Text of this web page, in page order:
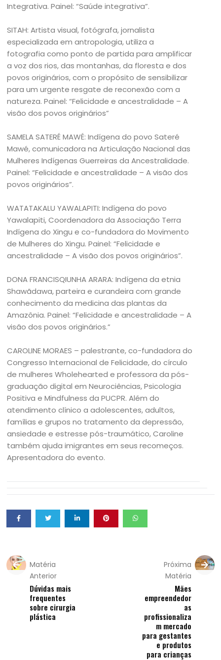
Integrativa. Painel: “Saúde integrativa”.
SITAH: Artista visual, fotógrafa, jornalista
especializada em antropologia, utiliza a
fotografia como ponto de partida para amplificar
a voz dos rios, das montanhas, da floresta e dos
povos originários, com o propósito de sensibilizar
para um urgente resgate de reconexão com a
natureza. Painel: “Felicidade e ancestralidade – A
visão dos povos originários”
SAMELA SATERÉ MAWÉ: Indígena do povo Sateré
Mawé, comunicadora na Articulação Nacional das
Mulheres Indígenas Guerreiras da Ancestralidade.
Painel: “Felicidade e ancestralidade – A visão dos
povos originários”.
WATATAKALU YAWALAPITI: Indígena do povo
Yawalapiti, Coordenadora da Associação Terra
Indígena do Xingu e co-fundadora do Movimento
de Mulheres do Xingu. Painel: “Felicidade e
ancestralidade – A visão dos povos originários”.
DONA FRANCISQIUNHA ARARA: Indígena da etnia
Shawãdawa, parteira e curandeira com grande
conhecimento da medicina das plantas da
Amazônia. Painel: “Felicidade e ancestralidade – A
visão dos povos originários.”
CAROLINE MORAES – palestrante, co-fundadora do
Congresso Internacional de Felicidade, do círculo
de mulheres Wholehearted e professora da pós-
graduação digital em Neurociências, Psicologia
Positiva e Mindfulness da PUCPR. Além do
atendimento clínico a adolescentes, adultos,
famílias e grupos no tratamento da depressão,
ansiedade e estresse pós-traumático, Caroline
também ajuda imigrantes em seus recomeços.
Apresentadora do evento.
Matéria
Anterior
Dúvidas mais
frequentes
sobre cirurgia
plástica
Próxima
Matéria
Mães
empreendedor
as
profissionaliza
m mercado
para gestantes
e produtos
para crianças